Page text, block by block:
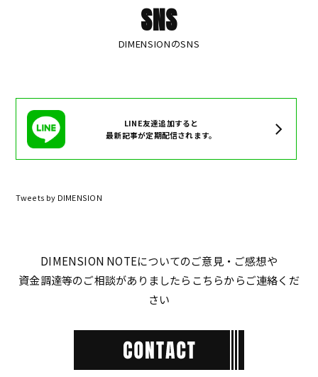
SNS
DIMENSIONのSNS
LINE友達追加すると
最新記事が定期配信されます。
Tweets by DIMENSION
DIMENSION NOTEについてのご意見・ご感想や
資金調達等のご相談がありましたらこちらからご連絡くだ
さい